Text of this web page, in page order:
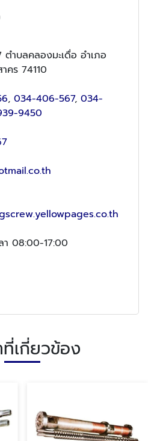
ำบลคลองมะเดื่อ อำเภอ
คร 74110
, 034-406-567, 034-
9450
า 08:00-17:00
เกี่ยวข้อง